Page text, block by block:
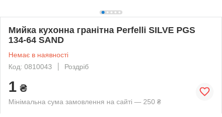
Мийка кухонна гранітна Perfelli SILVE PGS
134-64 SAND
Немає в наявності
Код: 0810043
Роздріб
1 ₴
Мінімальна сума замовлення на сайті — 250 ₴